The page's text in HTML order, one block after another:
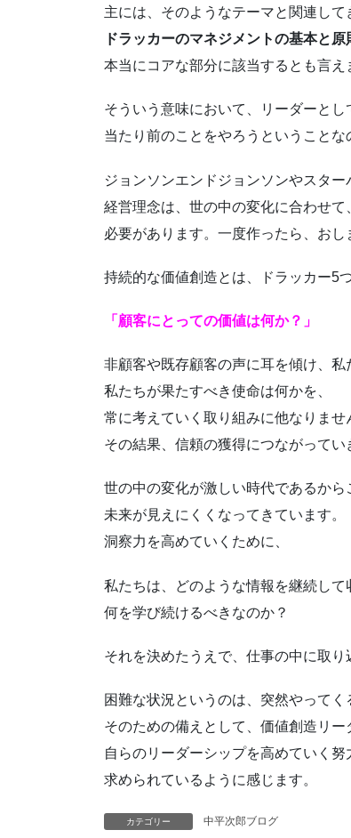
主には、そのようなテーマと関連して
ドラッカーのマネジメントの基本と原
本当にコアな部分に該当するとも言え
そういう意味において、リーダーとし
当たり前のことをやろうということな
ジョンソンエンドジョンソンやスター
経営理念は、世の中の変化に合わせて
必要があります。一度作ったら、おし
持続的な価値創造とは、ドラッカー5
「顧客にとっての価値は何か？」
非顧客や既存顧客の声に耳を傾け、私
私たちが果たすべき使命は何かを、
常に考えていく取り組みに他なりませ
その結果、信頼の獲得につながってい
世の中の変化が激しい時代であるから
未来が見えにくくなってきています。
洞察力を高めていくために、
私たちは、どのような情報を継続して
何を学び続けるべきなのか？
それを決めたうえで、仕事の中に取り
困難な状況というのは、突然やってく
そのための備えとして、価値創造リー
自らのリーダーシップを高めていく努
求められているように感じます。
カテゴリー 中平次郎ブログ